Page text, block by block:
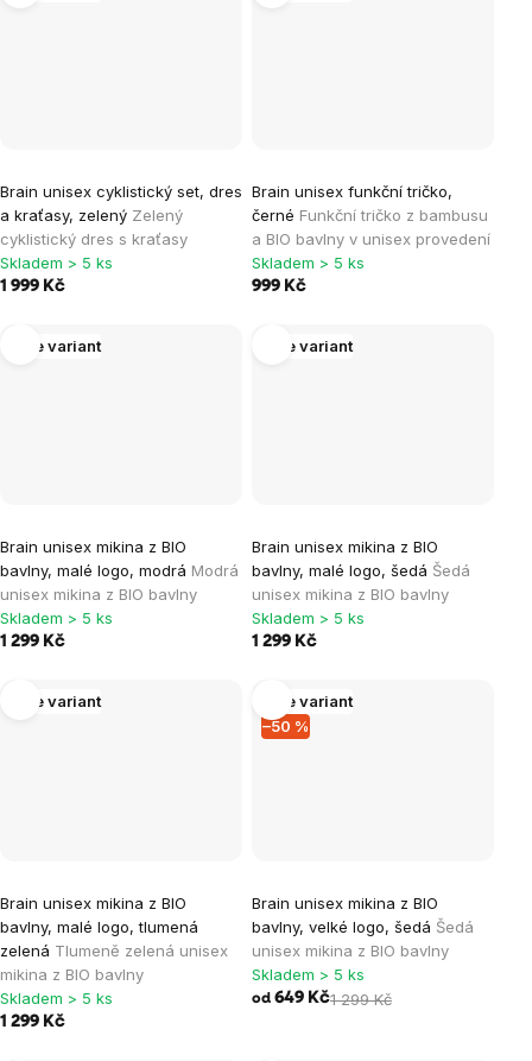
Brain unisex cyklistický set, dres
a kraťasy, zelený Zelený
cyklistický dres s kraťasy
Skladem > 5 ks
1 999 Kč
Brain unisex funkční tričko,
černé Funkční tričko z bambusu
a BIO bavlny v unisex provedení
Skladem > 5 ks
999 Kč
Více variant
Brain unisex mikina z BIO
bavlny, malé logo, modrá Modrá
unisex mikina z BIO bavlny
Skladem > 5 ks
1 299 Kč
Více variant
Brain unisex mikina z BIO
bavlny, malé logo, šedá Šedá
unisex mikina z BIO bavlny
Skladem > 5 ks
1 299 Kč
Více variant
Brain unisex mikina z BIO
bavlny, malé logo, tlumená
zelená Tlumeně zelená unisex
mikina z BIO bavlny
Skladem > 5 ks
1 299 Kč
–50 %
Více variant
Brain unisex mikina z BIO
bavlny, velké logo, šedá Šedá
unisex mikina z BIO bavlny
Skladem > 5 ks
od 649 Kč1 299 Kč